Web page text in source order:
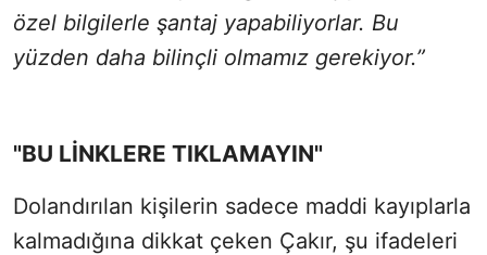
özel bilgilerle şantaj yapabiliyorlar. Bu
yüzden daha bilinçli olmamız gerekiyor.”
"BU LİNKLERE TIKLAMAYIN"
Dolandırılan kişilerin sadece maddi kayıplarla
kalmadığına dikkat çeken Çakır, şu ifadeleri